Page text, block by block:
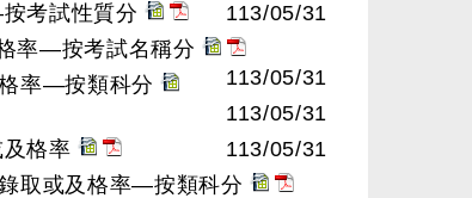
考試性質分
113/05/31
率—按考試名稱分
113/05/31
率—按類科分
113/05/31
格率
113/05/31
取或及格率—按類科分